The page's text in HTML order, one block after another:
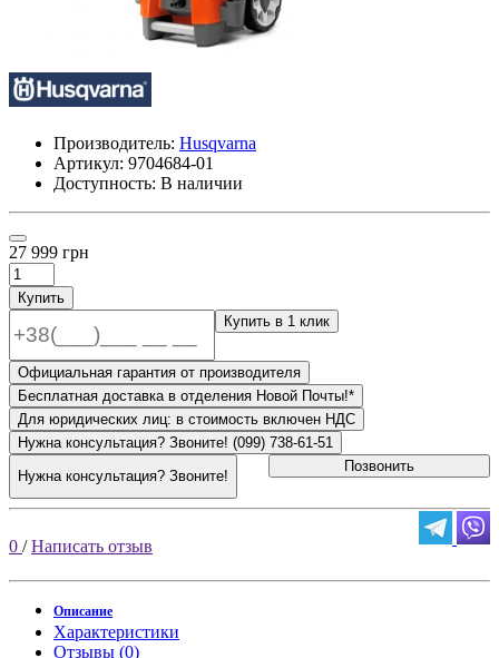
Производитель: Husqvarna
Артикул: 9704684-01
Доступность: В наличии
27 999 грн
Купить
Купить в 1 клик
Официальная гарантия от производителя
Бесплатная доставка в отделения Новой Почты!*
Для юридических лиц: в стоимость включен НДС
Нужна консультация? Звоните! (099) 738-61-51
Нужна консультация? Звоните!
Позвонить
0 /Написать отзыв
Описание
Характеристики
Отзывы (0)